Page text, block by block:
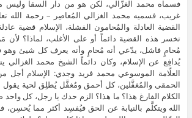
فسماه محمد الغزّالي، لكن هو من دار السقا وليس
غريب، فسميه محمد الغزالي المُعاصِر – رحمة الله
القضية العادلة والمُحامون الفشلة، الإسلام قضية
تخسر هذه القضية دائماً أو على الأغلب، لماذا؟ لأن
مُحامٍ فاشل، يدّعي أنه مُحامٍ وأنه يعرف كل شيئ
يُدافِع عن الإسلام، وكان دائماً الشيخ محمد الغزالي
العلّامة الموسوعي محمد فريد وجدي: الإسلام أجل
الحمقى والمُغفَّلين، كل أحمق ومُغفَّل يُطلِق لحية يقول
الكلام الفارغ هذا؟ ما هذا؟ الزم حدك يا رجل، كل
الله ويتكلَّم بالنيابة عن الحق فيُفسِد أكثر مما يُحسِن،